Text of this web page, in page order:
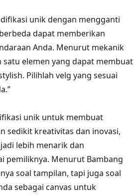
unik dengan mengganti
dapat memberikan
Anda. Menurut mekanik
satu elemen yang dapat membuat
Pilihlah velg yang sesuai
unik untuk membuat
sedikit kreativitas dan inovasi,
lebih menarik dan
pemiliknya. Menurut Bambang
soal tampilan, tapi juga soal
sebagai canvas untuk